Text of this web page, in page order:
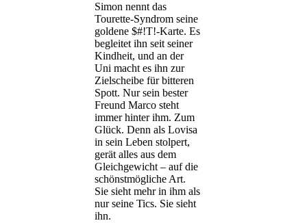
Simon nennt das
Tourette-Syndrom seine
goldene $#!T!-Karte. Es
begleitet ihn seit seiner
Kindheit, und an der
Uni macht es ihn zur
Zielscheibe für bitteren
Spott. Nur sein bester
Freund Marco steht
immer hinter ihm. Zum
Glück. Denn als Lovisa
in sein Leben stolpert,
gerät alles aus dem
Gleichgewicht – auf die
schönstmögliche Art.
Sie sieht mehr in ihm als
nur seine Tics. Sie sieht
ihn.